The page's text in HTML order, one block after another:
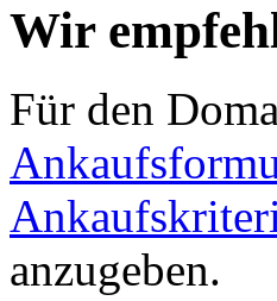
Wir
Für den
anzugeben.